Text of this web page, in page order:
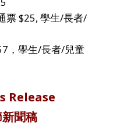
學生/長者/
，學生/長者/兒童
Release
聞稿